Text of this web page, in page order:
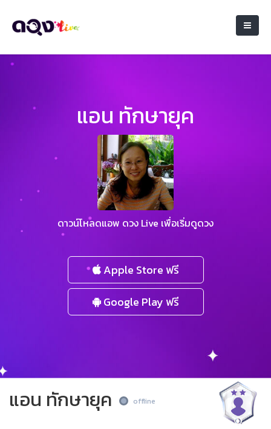
แอน​ ทักษายุค
ดาวน์โหลดแอพ ดวง Live เพื่อเริ่มดูดวง
Apple Store ฟรี
Google Play ฟรี
แอน​ ทักษายุค offline